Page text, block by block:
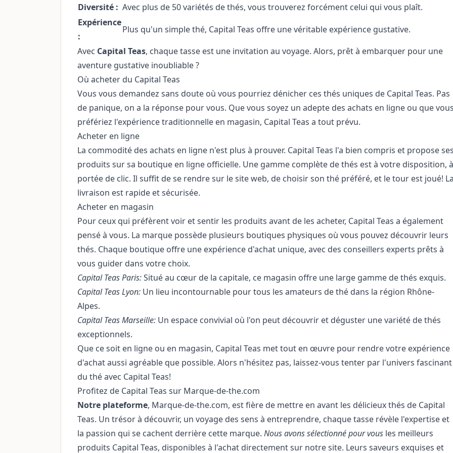
Diversité : Avec plus de 50 variétés de thés, vous trouverez forcément celui qui vous plaît.
Expérience
:
Plus qu'un simple thé, Capital Teas offre une véritable expérience gustative.
Avec Capital Teas, chaque tasse est une invitation au voyage. Alors, prêt à embarquer pour une
aventure gustative inoubliable ?
Où acheter du Capital Teas
Vous vous demandez sans doute où vous pourriez dénicher ces thés uniques de Capital Teas. Pas
de panique, on a la réponse pour vous. Que vous soyez un adepte des achats en ligne ou que vous
préfériez l'expérience traditionnelle en magasin, Capital Teas a tout prévu.
Acheter en ligne
La commodité des achats en ligne n'est plus à prouver. Capital Teas l'a bien compris et propose ses
produits sur sa boutique en ligne officielle. Une gamme complète de thés est à votre disposition, à
portée de clic. Il suffit de se rendre sur le site web, de choisir son thé préféré, et le tour est joué! La
livraison est rapide et sécurisée.
Acheter en magasin
Pour ceux qui préfèrent voir et sentir les produits avant de les acheter, Capital Teas a également
pensé à vous. La marque possède plusieurs boutiques physiques où vous pouvez découvrir leurs
thés. Chaque boutique offre une expérience d'achat unique, avec des conseillers experts prêts à
vous guider dans votre choix.
Capital Teas Paris:Situé au cœur de la capitale, ce magasin offre une large gamme de thés exquis.
Capital Teas Lyon: Un lieu incontournable pour tous les amateurs de thé dans la région Rhône-
Alpes.
Capital Teas Marseille: Un espace convivial où l'on peut découvrir et déguster une variété de thés
exceptionnels.
Que ce soit en ligne ou en magasin, Capital Teas met tout en œuvre pour rendre votre expérience
d'achat aussi agréable que possible. Alors n'hésitez pas, laissez-vous tenter par l'univers fascinant
du thé avec Capital Teas!
Profitez de Capital Teas sur Marque-de-the.com
Notre plateforme, Marque-de-the.com, est fière de mettre en avant les délicieux thés de Capital
Teas. Un trésor à découvrir, un voyage des sens à entreprendre, chaque tasse révèle l'expertise et
la passion qui se cachent derrière cette marque. Nous avons sélectionné pour vous les meilleurs
produits Capital Teas, disponibles à l'achat directement sur notre site. Leurs saveurs exquises et